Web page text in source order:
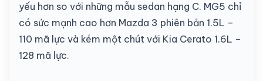
yếu hơn so với những mẫu sedan hạng C. MG5 chỉ
có sức mạnh cao hơn Mazda 3 phiên bản 1.5L –
110 mã lực và kém một chút với Kia Cerato 1.6L –
128 mã lực.